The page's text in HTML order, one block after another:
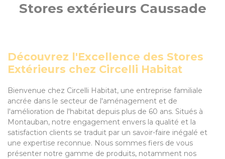
Stores extérieurs Caussade
Découvrez l'Excellence des Stores
Extérieurs chez Circelli Habitat
Bienvenue chez Circelli Habitat, une entreprise familiale
ancrée dans le secteur de l'aménagement et de
l'amélioration de l'habitat depuis plus de 60 ans. Situés à
Montauban, notre engagement envers la qualité et la
satisfaction clients se traduit par un savoir-faire inégalé et
une expertise reconnue. Nous sommes fiers de vous
présenter notre gamme de produits, notamment nos